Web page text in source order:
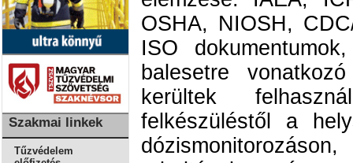
Szakmai linkek
Tűzvédelem
OSHA, NIOSH,
ISO
balesetre
kerültek
felkészüléstől a